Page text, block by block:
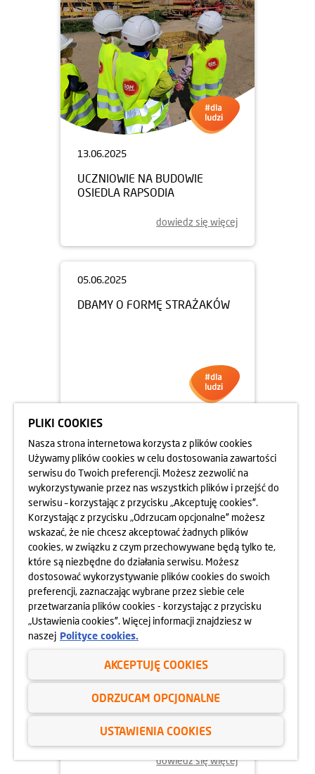
13.06.2025
UCZNIOWIE NA BUDOWIE
OSIEDLA RAPSODIA
dowiedz się więcej
05.06.2025
DBAMY O FORMĘ STRAŻAKÓW
dowiedz się więcej
02.06.2025
ODYSEJA UMYSŁU 2025
dowiedz się więcej
PLIKI COOKIES
Nasza strona internetowa korzysta z plików cookies
Używamy plików cookies w celu dostosowania zawartości
serwisu do Twoich preferencji. Możesz zezwolić na
wykorzystywanie przez nas wszystkich plików i przejść do
serwisu – korzystając z przycisku „Akceptuję cookies”.
Korzystając z przycisku „Odrzucam opcjonalne” możesz
wskazać, że nie chcesz akceptować żadnych plików
cookies, w związku z czym przechowywane będą tylko te,
które są niezbędne do działania serwisu. Możesz
dostosować wykorzystywanie plików cookies do swoich
preferencji, zaznaczając wybrane przez siebie cele
przetwarzania plików cookies - korzystając z przycisku
„Ustawienia cookies”. Więcej informacji znajdziesz w
naszej Polityce cookies.
AKCEPTUJĘ COOKIES
ODRZUCAM OPCJONALNE
USTAWIENIA COOKIES